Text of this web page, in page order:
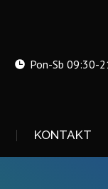
Pon-Sb 09:30-
KONTAKT